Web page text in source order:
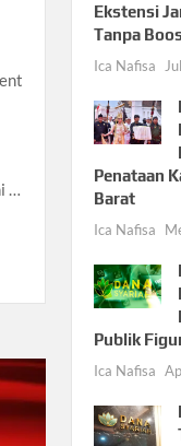
…
Ekstensi
Tanpa
Ica Nafisa
Penataan
Barat
Ica Nafisa
Publik
Ica Nafisa